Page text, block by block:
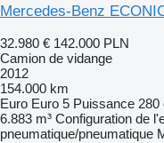
Mercedes-Benz
32.980 € 142.000 PLN
Camion de vidange
2012
154.000 km
Euro Euro 5 Puissance 280
6.883 m³ Configuration de
pneumatique/pneumatique